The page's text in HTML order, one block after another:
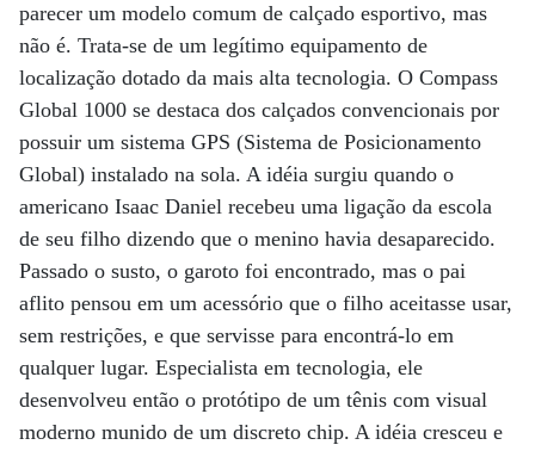
parecer um modelo comum de calçado esportivo, mas
não é. Trata-se de um legítimo equipamento de
localização dotado da mais alta tecnologia. O Compass
Global 1000 se destaca dos calçados convencionais por
possuir um sistema GPS (Sistema de Posicionamento
Global) instalado na sola. A idéia surgiu quando o
americano Isaac Daniel recebeu uma ligação da escola
de seu filho dizendo que o menino havia desaparecido.
Passado o susto, o garoto foi encontrado, mas o pai
aflito pensou em um acessório que o filho aceitasse usar,
sem restrições, e que servisse para encontrá-lo em
qualquer lugar. Especialista em tecnologia, ele
desenvolveu então o protótipo de um tênis com visual
moderno munido de um discreto chip. A idéia cresceu e